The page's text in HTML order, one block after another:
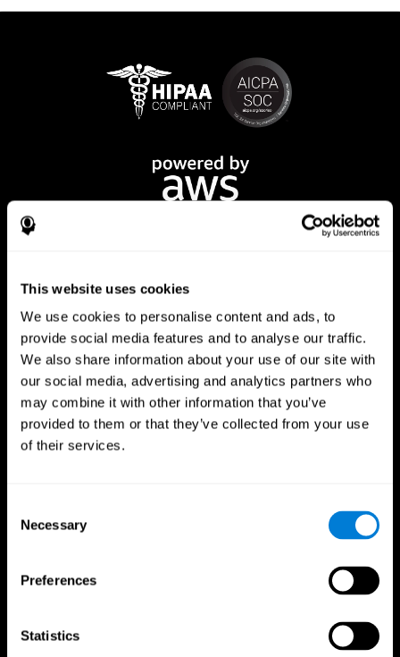
This website uses cookies
We use cookies to personalise content and ads, to
provide social media features and to analyse our traffic.
We also share information about your use of our site with
our social media, advertising and analytics partners who
may combine it with other information that you’ve
provided to them or that they’ve collected from your use
of their services.
Selection
Necessary
Preferences
Statistics
App CogniFit
Votre Cerveau